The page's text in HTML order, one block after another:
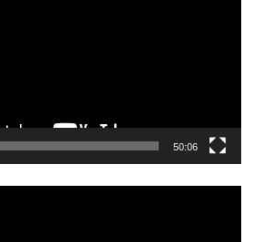
50:06
Odtwarzacz